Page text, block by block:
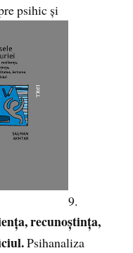
psihic și
9.
recunoștința,
Psihanaliza